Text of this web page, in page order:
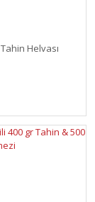
Helvası